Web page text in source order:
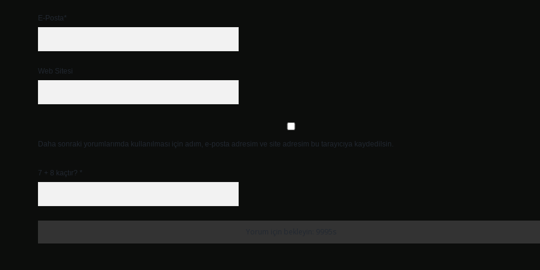
E-Posta*
Web Sitesi
Daha sonraki yorumlarımda kullanılması için adım, e-posta adresim ve site adresim bu tarayıcıya kaydedilsin.
7 + 8 kaçtır? *